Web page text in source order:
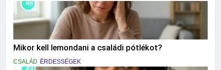
48
Mikor kell lemondani a családi pótlékot?
CSALÁD ÉRDESSÉGEK